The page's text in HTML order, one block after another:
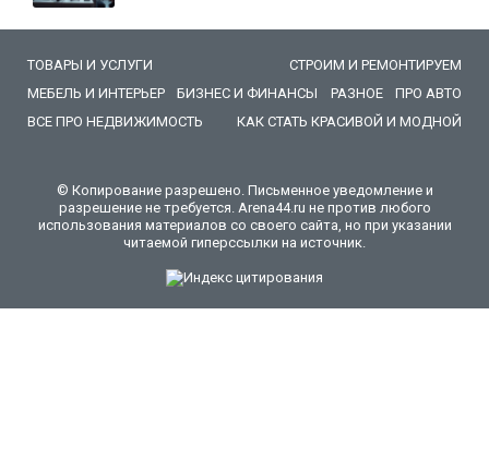
ТОВАРЫ И УСЛУГИ
СТРОИМ И РЕМОНТИРУЕМ
МЕБЕЛЬ И ИНТЕРЬЕР
БИЗНЕС И ФИНАНСЫ РАЗНОЕ
ПРО АВТО
ВСЕ ПРО НЕДВИЖИМОСТЬ
КАК СТАТЬ КРАСИВОЙ И МОДНОЙ
© Копирование разрешено. Письменное уведомление и
разрешение не требуется. Arena44.ru не против любого
использования материалов со своего сайта, но при указании
читаемой гиперссылки на источник.